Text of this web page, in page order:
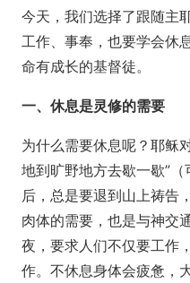
今天，我们选择了跟随主
工作、事奉，也要学会休
命有成长的基督徒。
一、休息是灵修的需要
为什么需要休息呢？耶稣
地到旷野地方去歇一歇”
后，总是要退到山上祷告
肉体的需要，也是与神交
夜，要求人们不仅要工作
作。不休息身体会疲惫，